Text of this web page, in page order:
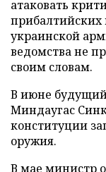
атаковать
прибалтийских
украинской
ведомства не
своим словам.
В июне
Миндаугас
конституции
оружия.
В мае министр